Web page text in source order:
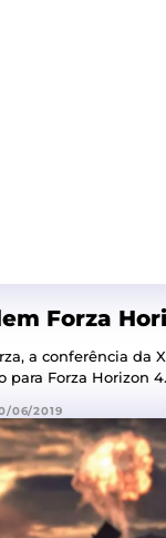
Forza
a conferência da
06/2019